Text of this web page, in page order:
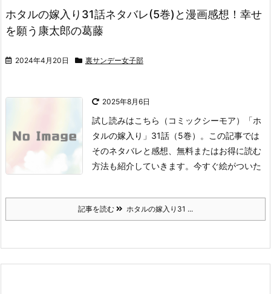
ホタルの嫁入り31話ネタバレ(5巻)と漫画感想！幸せ
を願う康太郎の葛藤
2024年4月20日 裏サンデー女子部
2025年8月6日
試し読みはこちら （コミックシーモア）
「ホ
タルの嫁入り」31話（5巻）。
この記事では
そのネタバレと感想、無料またはお得に読む
方法も紹介していきます。 今すぐ絵がついた
記事を読む ホタルの嫁入り31 ...